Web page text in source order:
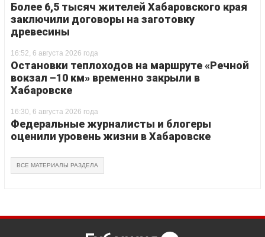
Более 6,5 тысяч жителей Хабаровского края
заключили договоры на заготовку
древесины
16:52, 6 августа 2026 года
Остановки теплоходов на маршруте «Речной
вокзал –10 км» временно закрыли в
Хабаровске
16:30, 6 августа 2026 года
Федеральные журналисты и блогеры
оценили уровень жизни в Хабаровске
ВСЕ МАТЕРИАЛЫ РАЗДЕЛА